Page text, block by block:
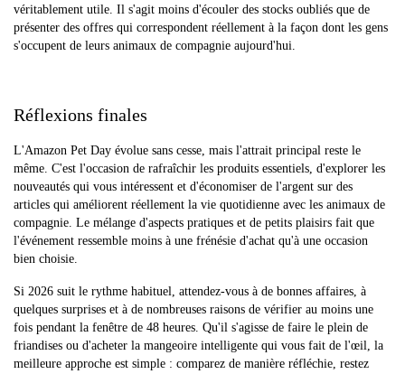
véritablement utile. Il s'agit moins d'écouler des stocks oubliés que de
présenter des offres qui correspondent réellement à la façon dont les gens
s'occupent de leurs animaux de compagnie aujourd'hui.
Réflexions finales
L'Amazon Pet Day évolue sans cesse, mais l'attrait principal reste le
même. C'est l'occasion de rafraîchir les produits essentiels, d'explorer les
nouveautés qui vous intéressent et d'économiser de l'argent sur des
articles qui améliorent réellement la vie quotidienne avec les animaux de
compagnie. Le mélange d'aspects pratiques et de petits plaisirs fait que
l'événement ressemble moins à une frénésie d'achat qu'à une occasion
bien choisie.
Si 2026 suit le rythme habituel, attendez-vous à de bonnes affaires, à
quelques surprises et à de nombreuses raisons de vérifier au moins une
fois pendant la fenêtre de 48 heures. Qu'il s'agisse de faire le plein de
friandises ou d'acheter la mangeoire intelligente qui vous fait de l'œil, la
meilleure approche est simple : comparez de manière réfléchie, restez